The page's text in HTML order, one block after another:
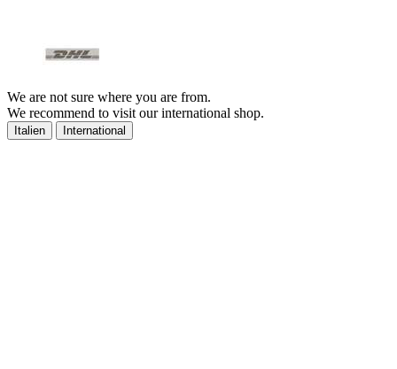
We are not sure where you are from.
We recommend to visit our international shop.
Italien International